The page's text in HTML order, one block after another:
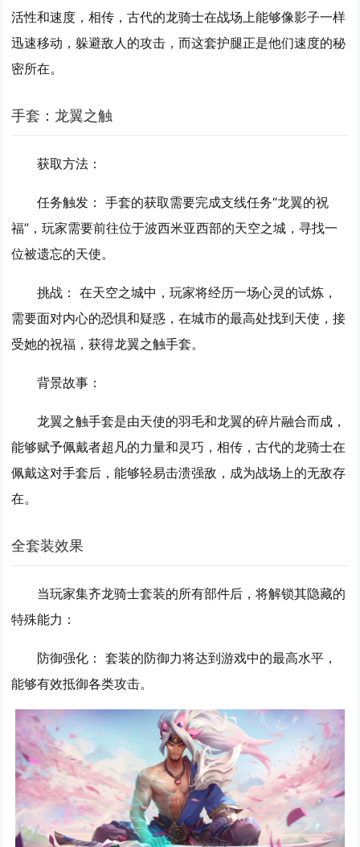
活性和速度，相传，古代的龙骑士在战场上能够像影子一样
迅速移动，躲避敌人的攻击，而这套护腿正是他们速度的秘
密所在。
手套：龙翼之触
获取方法：
任务触发： 手套的获取需要完成支线任务“龙翼的祝
福”，玩家需要前往位于波西米亚西部的天空之城，寻找一
位被遗忘的天使。
挑战： 在天空之城中，玩家将经历一场心灵的试炼，
需要面对内心的恐惧和疑惑，在城市的最高处找到天使，接
受她的祝福，获得龙翼之触手套。
背景故事：
龙翼之触手套是由天使的羽毛和龙翼的碎片融合而成，
能够赋予佩戴者超凡的力量和灵巧，相传，古代的龙骑士在
佩戴这对手套后，能够轻易击溃强敌，成为战场上的无敌存
在。
全套装效果
当玩家集齐龙骑士套装的所有部件后，将解锁其隐藏的
特殊能力：
防御强化： 套装的防御力将达到游戏中的最高水平，
能够有效抵御各类攻击。